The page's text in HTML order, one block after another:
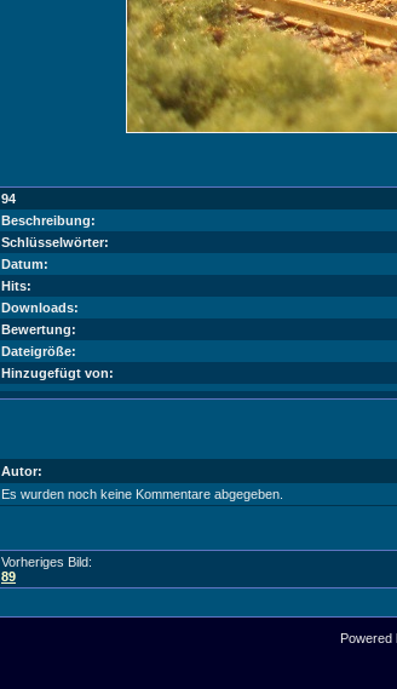
94
Beschreibung:
Schlüsselwörter:
Datum:
Hits:
Downloads:
Bewertung:
Dateigröße:
Hinzugefügt von:
Autor:
Es wurden noch keine Kommentare abgegeben.
Vorheriges Bild:
89
Powered